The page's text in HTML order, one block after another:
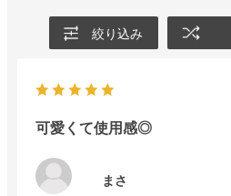
絞り込み
可愛くて使用感◎
まさ